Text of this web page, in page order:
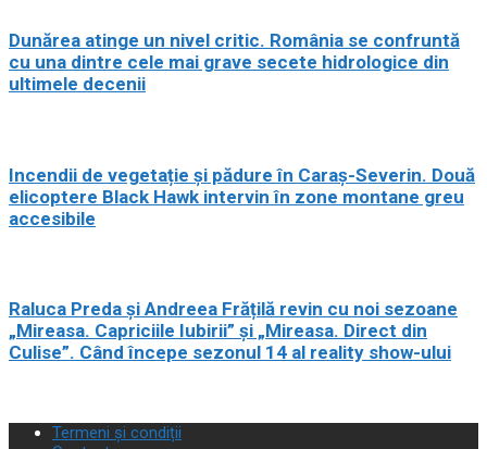
Dunărea atinge un nivel critic. România se confruntă
cu una dintre cele mai grave secete hidrologice din
ultimele decenii
Incendii de vegetație și pădure în Caraș-Severin. Două
elicoptere Black Hawk intervin în zone montane greu
accesibile
Raluca Preda și Andreea Frățilă revin cu noi sezoane
„Mireasa. Capriciile Iubirii” și „Mireasa. Direct din
Culise”. Când începe sezonul 14 al reality show-ului
Termeni și condiții